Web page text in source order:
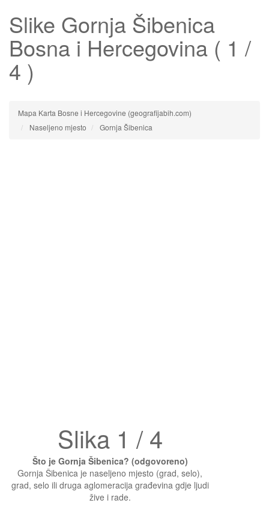
Slike Gornja Šibenica
Bosna i Hercegovina ( 1 /
4 )
Mapa Karta Bosne i Hercegovine (geografijabih.com)
Naseljeno mjesto
Gornja Šibenica
Slika 1 / 4
Što je Gornja Šibenica? (odgovoreno)
Gornja Šibenica je naseljeno mjesto (grad, selo),
grad, selo ili druga aglomeracija građevina gdje ljudi
žive i rade.